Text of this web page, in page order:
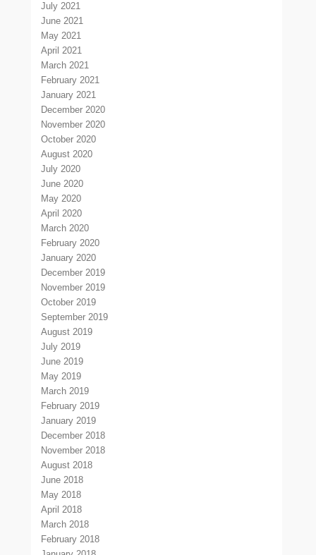
July 2021
June 2021
May 2021
April 2021
March 2021
February 2021
January 2021
December 2020
November 2020
October 2020
August 2020
July 2020
June 2020
May 2020
April 2020
March 2020
February 2020
January 2020
December 2019
November 2019
October 2019
September 2019
August 2019
July 2019
June 2019
May 2019
March 2019
February 2019
January 2019
December 2018
November 2018
August 2018
June 2018
May 2018
April 2018
March 2018
February 2018